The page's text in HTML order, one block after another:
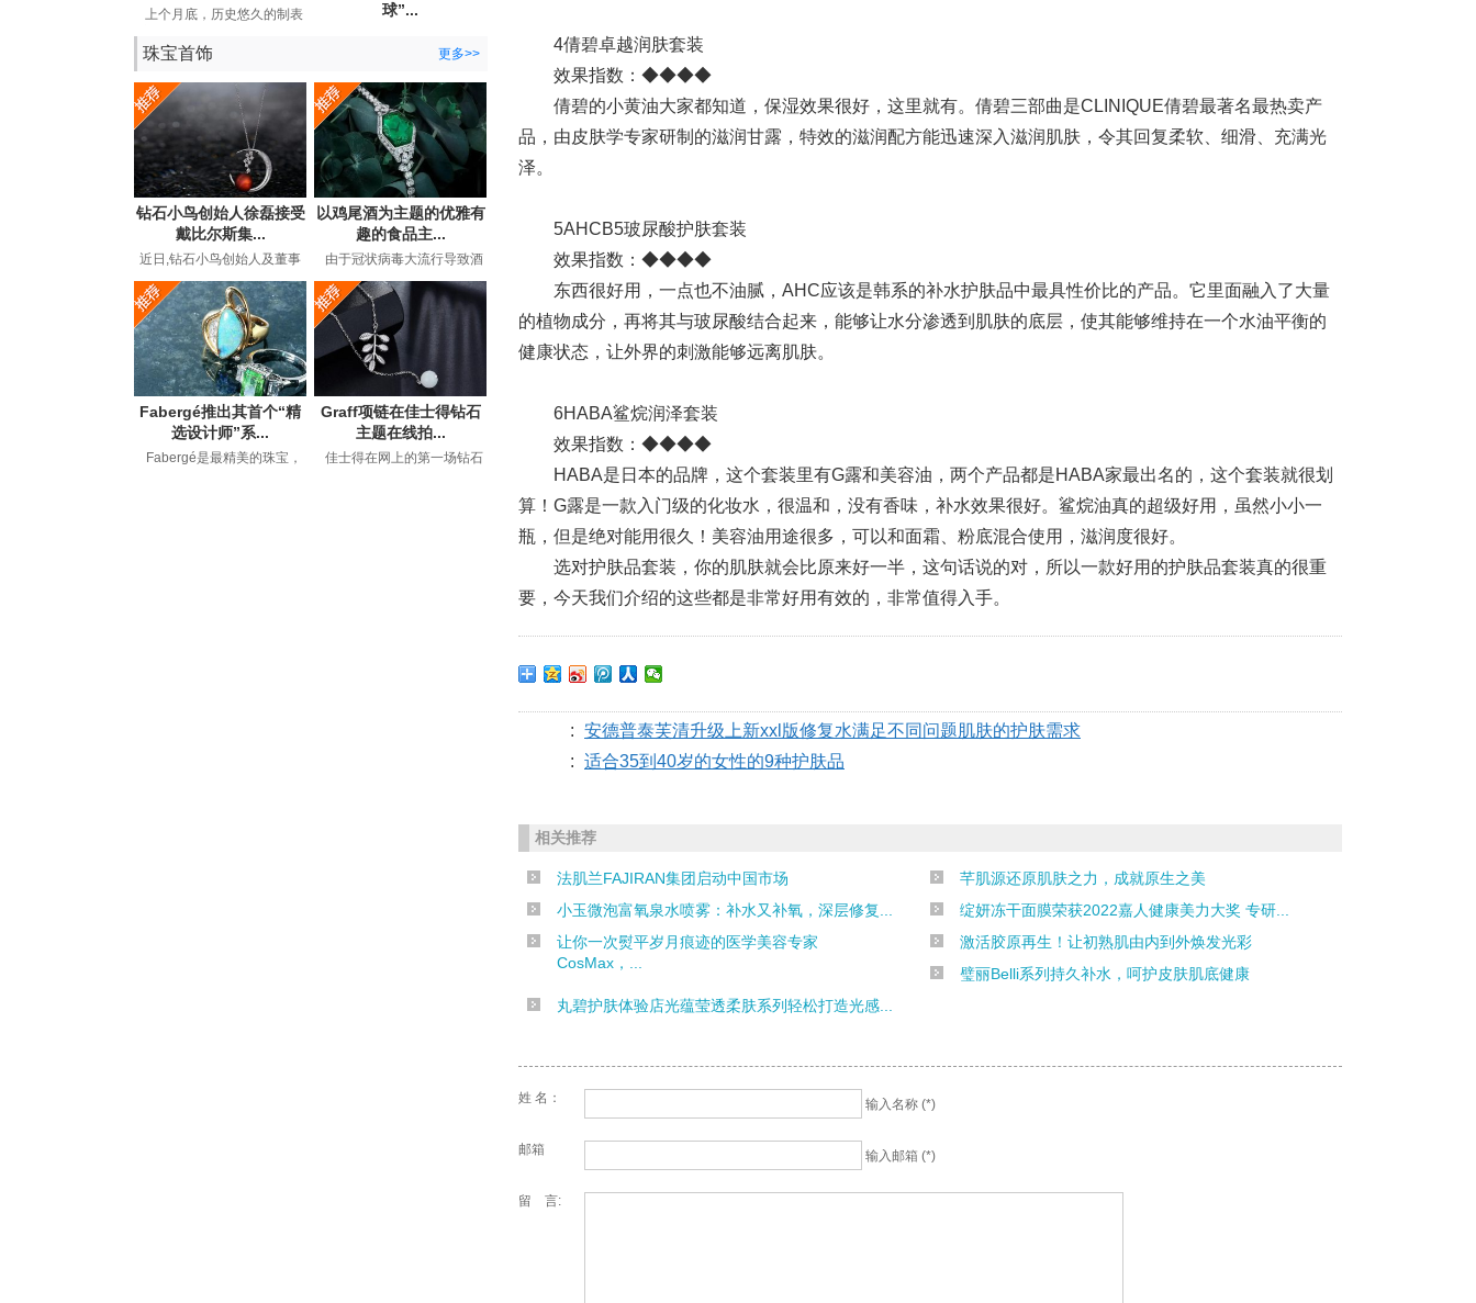
上个月底，历史悠久的制表
史中的专用工具表而...
球”...
（JamesBond）在长期的电
珠宝首饰 更多>>
钻石小鸟创始人徐磊接受
戴比尔斯集...
近日,钻石小鸟创始人及董事
专访,讲述了在后疫情时代下
如...
以鸡尾酒为主题的优雅有
趣的食品主...
由于冠状病毒大流行导致酒
有了全新的含义。过...
Fabergé推出其首个“精
选设计师”系...
Fabergé是最精美的珠宝，
Graff项链在佳士得钻石
主题在线拍...
佳士得在网上的第一场钻石
4倩碧卓越润肤套装
效果指数：◆◆◆◆
倩碧的小黄油大家都知道，保湿效果很好，这里就有。倩碧三部曲是CLINIQUE倩碧最著名最热卖产
品，由皮肤学专家研制的滋润甘露，特效的滋润配方能迅速深入滋润肌肤，令其回复柔软、细滑、充满光
泽。
5AHCB5玻尿酸护肤套装
效果指数：◆◆◆◆
东西很好用，一点也不油腻，AHC应该是韩系的补水护肤品中最具性价比的产品。它里面融入了大量
的植物成分，再将其与玻尿酸结合起来，能够让水分渗透到肌肤的底层，使其能够维持在一个水油平衡的
健康状态，让外界的刺激能够远离肌肤。
6HABA鲨烷润泽套装
效果指数：◆◆◆◆
HABA是日本的品牌，这个套装里有G露和美容油，两个产品都是HABA家最出名的，这个套装就很划
算！G露是一款入门级的化妆水，很温和，没有香味，补水效果很好。鲨烷油真的超级好用，虽然小小一
瓶，但是绝对能用很久！美容油用途很多，可以和面霜、粉底混合使用，滋润度很好。
选对护肤品套装，你的肌肤就会比原来好一半，这句话说的对，所以一款好用的护肤品套装真的很重
要，今天我们介绍的这些都是非常好用有效的，非常值得入手。
: 安德普泰芙清升级上新xxl版修复水满足不同问题肌肤的护肤需求
: 适合35到40岁的女性的9种护肤品
相关推荐
法肌兰FAJIRAN集团启动中国市场
芊肌源还原肌肤之力，成就原生之美
小玉微泡富氧泉水喷雾：补水又补氧，深层修复...
绽妍冻干面膜荣获2022嘉人健康美力大奖 专研...
让你一次熨平岁月痕迹的医学美容专家
CosMax，...
激活胶原再生！让初熟肌由内到外焕发光彩
璧丽Belli系列持久补水，呵护皮肤肌底健康
丸碧护肤体验店光蕴莹透柔肤系列轻松打造光感...
姓 名： 输入名称 (*)
邮箱 输入邮箱 (*)
留 言: